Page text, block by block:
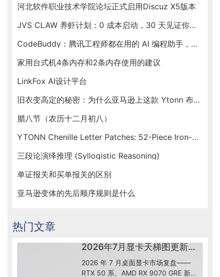
河北软件职业技术学院论坛正式启用Discuz X5版本
JVS CLAW 养虾计划：0 成本启动，30 天见证你的虾塘收益
CodeBuddy：腾讯工程师都在用的 AI 编程助手，新春福利送不停！
家用台式机4条内存和2条内存使用的建议
LinkFox AI设计平台
旧衣变高定的秘密：为什么亚马逊上这款 Ytonn 布贴让手工达人们人手一套？
腊八节（农历十二月初八）
YTONN Chenille Letter Patches: 52-Piece Iron-On Varsity Alphabet Set for DIY Clothing Customization
三段论演绎推理 (Syllogistic Reasoning)
单证报关和买单报关的区别
亚马逊变体的先后顺序规则是什么
热门文章
2026年7月显卡天梯图更新解读：50系到底怎么选
2026 年 7 月桌面显卡市场复盘——
RTX 50 系、AMD RX 9070 GRE 新出